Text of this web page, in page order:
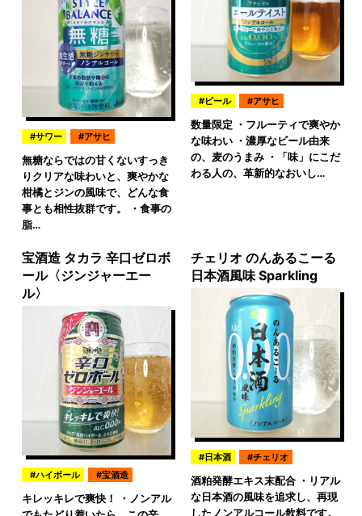
サワー アサヒ
無糖ならではの甘くないすっき
りクリアな味わいと、爽やかな
柑橘とジンの風味で、どんな食
事とも相性抜群です。 ・食事の
脂…
ビール アサヒ
数量限定 ・フルーティで爽やか
な味わい ・濃厚なビール由来
の、麦のうまみ ・「味」にこだ
わる人の、革新的なおいし…
宝酒造 タカラ 辛口ゼロボ
ール〈ジンジャーエー
ル〉
ハイボール 宝酒造
キレッキレで爽快！ ・ノンアル
チェリオ のんあるこーる
日本酒風味 Sparkling
日本酒 チェリオ
酒粕発酵エキス末配合 ・リアル
な日本酒の風味を追求し、再現
したノンアルコール飲料です。